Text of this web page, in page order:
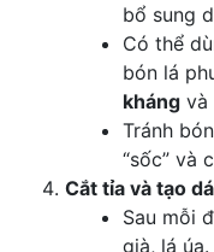
bổ sung
Có thể
bón lá
kháng và
Tránh
“sốc” và
Cắt tỉa và tạo
Sau mỗi
già, lá úa.